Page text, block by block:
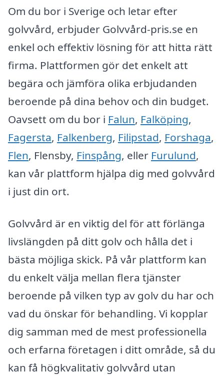
Om du bor i Sverige och letar efter
golvvård, erbjuder Golvvård-pris.se en
enkel och effektiv lösning för att hitta rätt
firma. Plattformen gör det enkelt att
begära och jämföra olika erbjudanden
beroende på dina behov och din budget.
Oavsett om du bor i Falun, Falköping,
Fagersta, Falkenberg, Filipstad, Forshaga,
Flen, Flensby, Finspång, eller Furulund,
kan vår plattform hjälpa dig med golvvård
i just din ort.
Golvvård är en viktig del för att förlänga
livslängden på ditt golv och hålla det i
bästa möjliga skick. På vår plattform kan
du enkelt välja mellan flera tjänster
beroende på vilken typ av golv du har och
vad du önskar för behandling. Vi kopplar
dig samman med de mest professionella
och erfarna företagen i ditt område, så du
kan få högkvalitativ golvvård utan